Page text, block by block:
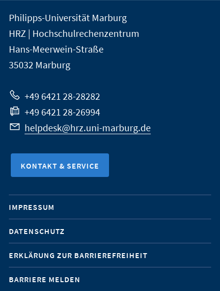
Kontakt
und
Informationen
zur
Website
der
Universität
Marburg
Philipps-Universität Marburg
HRZ | Hochschulrechenzentrum
Hans-Meerwein-Straße
35032 Marburg
+49 6421 28-28282
+49 6421 28-26994
helpdesk@hrz.uni-marburg.de
KONTAKT & SERVICE
Mobile-
Service-
Navigation
IMPRESSUM
DATENSCHUTZ
ERKLÄRUNG ZUR BARRIEREFREIHEIT
BARRIERE MELDEN